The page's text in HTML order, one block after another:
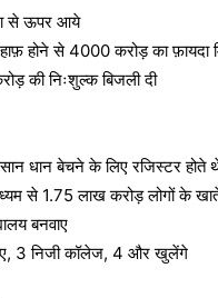
से ऊपर आये
होने से 4000 करोड़ का फ़ायदा
की निःशुल्क बिजली दी
धान बेचने के लिए रजिस्टर होते
से 1.75 लाख करोड़ लोगों के
बनवाए
3 निजी कॉलेज, 4 और खुलेंगे